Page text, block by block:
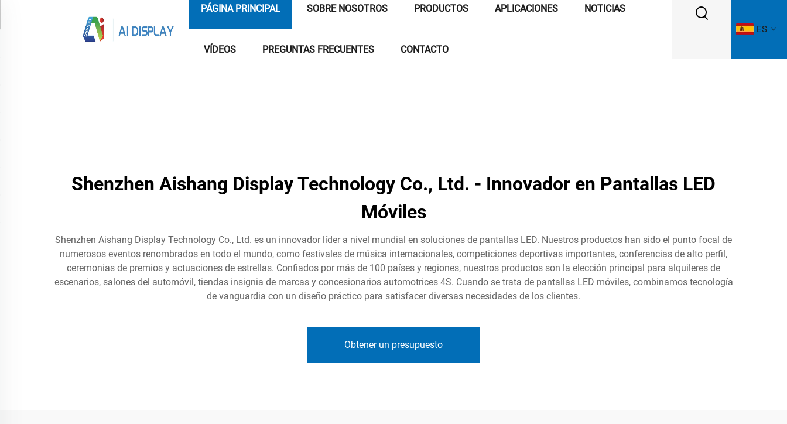
PÁGINA PRINCIPAL SOBRE NOSOTROS PRODUCTOS APLICACIONES NOTICIAS
VÍDEOS PREGUNTAS FRECUENTES CONTACTO
ES
Shenzhen Aishang Display Technology Co., Ltd. - Innovador en Pantallas LED
Móviles
Shenzhen Aishang Display Technology Co., Ltd. es un innovador líder a nivel mundial en soluciones de pantallas LED. Nuestros productos han sido el punto focal de
numerosos eventos renombrados en todo el mundo, como festivales de música internacionales, competiciones deportivas importantes, conferencias de alto perfil,
ceremonias de premios y actuaciones de estrellas. Confiados por más de 100 países y regiones, nuestros productos son la elección principal para alquileres de
escenarios, salones del automóvil, tiendas insignia de marcas y concesionarios automotrices 4S. Cuando se trata de pantallas LED móviles, combinamos tecnología
de vanguardia con un diseño práctico para satisfacer diversas necesidades de los clientes.
Obtener un presupuesto